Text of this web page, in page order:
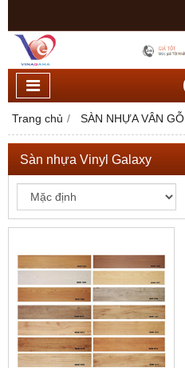
Trang chủ SÀN NHỰA VÂN GỖ
Sàn nhựa Vinyl Galaxy